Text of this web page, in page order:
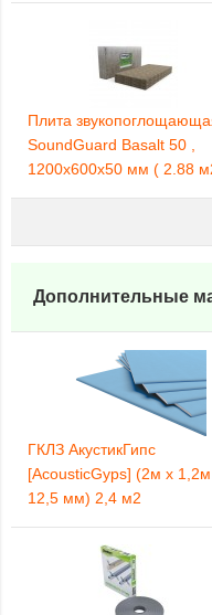
Плита
SoundGuard Basalt 50 ,
1200х600х50 мм ( 2.88
Дополнительные
ГКЛЗ АкустикГипс
[AcousticGyps] (2м х
12,5 мм) 2,4 м2